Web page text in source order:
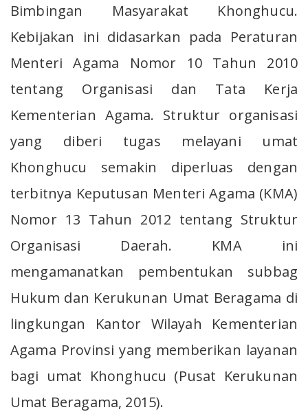
Bimbingan Masyarakat Khonghucu.
Kebijakan ini didasarkan pada Peraturan
Menteri Agama Nomor 10 Tahun 2010
tentang Organisasi dan Tata Kerja
Kementerian Agama. Struktur organisasi
yang diberi tugas melayani umat
Khonghucu semakin diperluas dengan
terbitnya Keputusan Menteri Agama (KMA)
Nomor 13 Tahun 2012 tentang Struktur
Organisasi Daerah. KMA ini
mengamanatkan pembentukan subbag
Hukum dan Kerukunan Umat Beragama di
lingkungan Kantor Wilayah Kementerian
Agama Provinsi yang memberikan layanan
bagi umat Khonghucu (Pusat Kerukunan
Umat Beragama, 2015).